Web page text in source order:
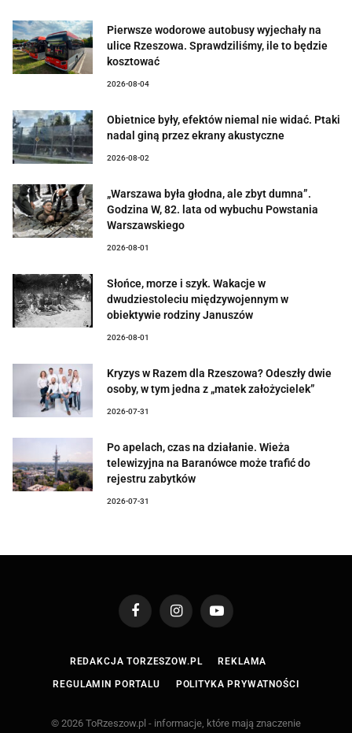
Pierwsze wodorowe autobusy wyjechały na
ulice Rzeszowa. Sprawdziliśmy, ile to będzie
kosztować
2026-08-04
Obietnice były, efektów niemal nie widać. Ptaki
nadal giną przez ekrany akustyczne
2026-08-02
„Warszawa była głodna, ale zbyt dumna”.
Godzina W, 82. lata od wybuchu Powstania
Warszawskiego
2026-08-01
Słońce, morze i szyk. Wakacje w
dwudziestoleciu międzywojennym w
obiektywie rodziny Januszów
2026-08-01
Kryzys w Razem dla Rzeszowa? Odeszły dwie
osoby, w tym jedna z „matek założycielek”
2026-07-31
Po apelach, czas na działanie. Wieża
telewizyjna na Baranówce może trafić do
rejestru zabytków
2026-07-31
FacebookInstagramYouTube
REDAKCJA TORZESZOW.PL REKLAMA
REGULAMIN PORTALU POLITYKA PRYWATNOŚCI
© 2026 ToRzeszow.pl - informacje, które mają znaczenie